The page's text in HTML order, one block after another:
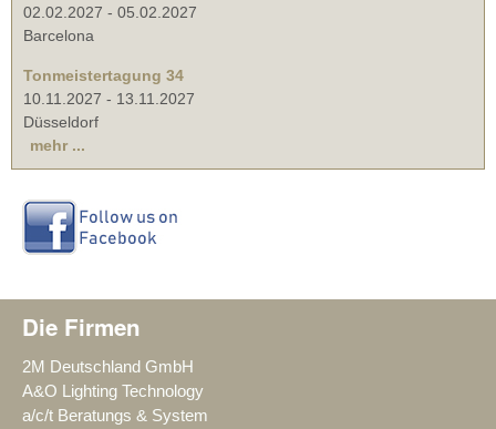
02.02.2027 - 05.02.2027
Barcelona
Tonmeistertagung 34
10.11.2027 - 13.11.2027
Düsseldorf
mehr ...
Die Firmen
2M Deutschland GmbH
A&O Lighting Technology
a/c/t Beratungs & System